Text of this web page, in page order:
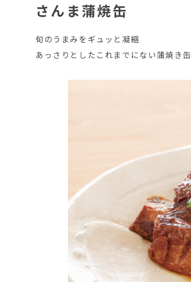
さんま蒲焼缶
旬のうまみをギュッと凝縮
あっさりとしたこれまでにない蒲焼き缶